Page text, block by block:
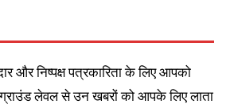
और निष्पक्ष पत्रकारिता के लिए आपको
लेवल से उन खबरों को आपके लिए लाता